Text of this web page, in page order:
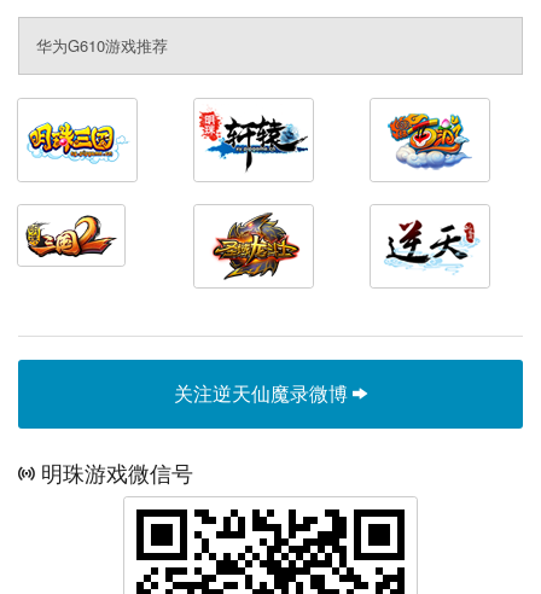
华为G610游戏推荐
关注逆天仙魔录微博
明珠游戏微信号